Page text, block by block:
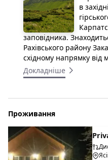
в
заповідника.
Рахівського району
східному напрямку від
Докладніше
Проживання